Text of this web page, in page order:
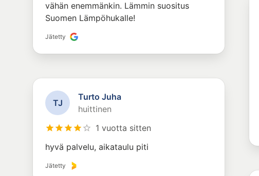
vähän enemmänkin. Lämmin suositus
Suomen Lämpöhukalle!
Jätetty
TJ
Turto Juha
huittinen
1 vuotta sitten
hyvä palvelu, aikataulu piti
Jätetty